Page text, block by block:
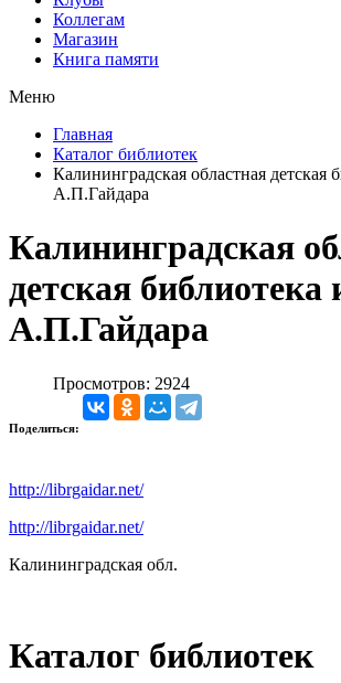
Коллегам
Магазин
Книга памяти
Меню
Главная
Каталог библиотек
Калининградская областная детская
А.П.Гайдара
Калининградская
детская библиотека
А.П.Гайдара
Просмотров: 2924
Поделиться:
http://librgaidar.net/
http://librgaidar.net/
Калининградская обл.
Каталог библиотек